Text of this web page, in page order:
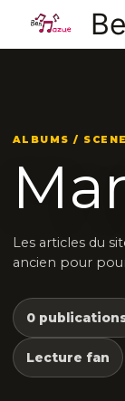
contenu
ALBUMS /
Les articles du
ancien pour
0
Lecture fan